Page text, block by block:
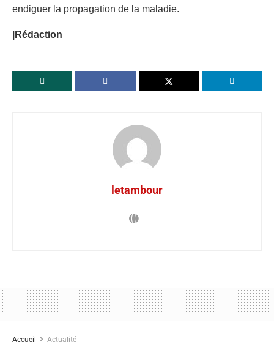
endiguer la propagation de la maladie.
|Rédaction
letambour
Accueil Actualité